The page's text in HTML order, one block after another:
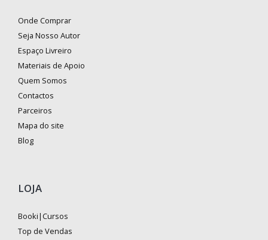
Onde Comprar
Seja Nosso Autor
Espaço Livreiro
Materiais de Apoio
Quem Somos
Contactos
Parceiros
Mapa do site
Blog
LOJA
Booki|Cursos
Top de Vendas